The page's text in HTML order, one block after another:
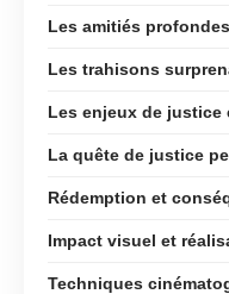
Les amitiés profondes
Les trahisons
Les enjeux de justice
La quête de justice
Rédemption et
Impact visuel et
Techniques